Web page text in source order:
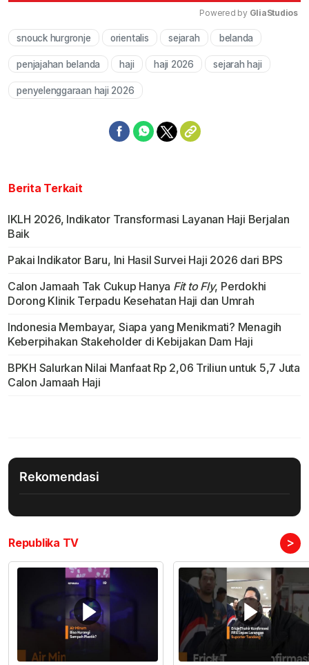
Mute
Powered by GliaStudios
snouck hurgronje orientalis sejarah belanda
penjajahan belanda haji haji 2026 sejarah haji
penyelenggaraan haji 2026
Berita Terkait
IKLH 2026, Indikator Transformasi Layanan Haji Berjalan
Baik
Pakai Indikator Baru, Ini Hasil Survei Haji 2026 dari BPS
Calon Jamaah Tak Cukup Hanya Fit to Fly, Perdokhi
Dorong Klinik Terpadu Kesehatan Haji dan Umrah
Indonesia Membayar, Siapa yang Menikmati? Menagih
Keberpihakan Stakeholder di Kebijakan Dam Haji
BPKH Salurkan Nilai Manfaat Rp 2,06 Triliun untuk 5,7 Juta
Calon Jamaah Haji
Rekomendasi
Republika TV >